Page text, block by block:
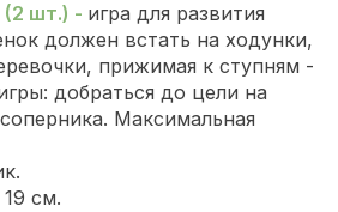
шт.) - игра для развития
должен встать на ходунки,
прижимая к ступням -
добраться до цели на
Максимальная
см.